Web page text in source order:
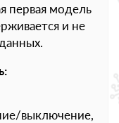
первая модель
и не
выключение,